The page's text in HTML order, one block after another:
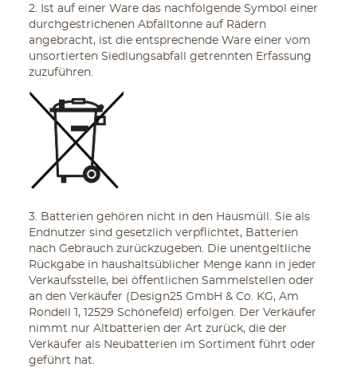
2. Ist auf einer Ware das nachfolgende Symbol einer
durchgestrichenen Abfalltonne auf Rädern
angebracht, ist die entsprechende Ware einer vom
unsortierten Siedlungsabfall getrennten Erfassung
zuzuführen.
3. Batterien gehören nicht in den Hausmüll. Sie als
Endnutzer sind gesetzlich verpflichtet, Batterien
nach Gebrauch zurückzugeben. Die unentgeltliche
Rückgabe in haushaltsüblicher Menge kann in jeder
Verkaufsstelle, bei öffentlichen Sammelstellen oder
an den Verkäufer (Design25 GmbH & Co. KG, Am
Rondell 1, 12529 Schönefeld) erfolgen. Der Verkäufer
nimmt nur Altbatterien der Art zurück, die der
Verkäufer als Neubatterien im Sortiment führt oder
geführt hat.